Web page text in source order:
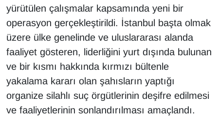
yürütülen çalışmalar kapsamında yeni bir
operasyon gerçekleştirildi. İstanbul başta olmak
üzere ülke genelinde ve uluslararası alanda
faaliyet gösteren, liderliğini yurt dışında bulunan
ve bir kısmı hakkında kırmızı bültenle
yakalama kararı olan şahısların yaptığı
organize silahlı suç örgütlerinin deşifre edilmesi
ve faaliyetlerinin sonlandırılması amaçlandı.
KURDÎ
MAGAZİN
MEDYA
ONE EKONOMİ
POLİTİKA